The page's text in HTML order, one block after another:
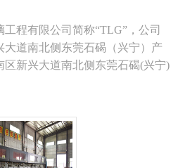
程有限公司简称“TLG”，公司
道南北侧东莞石碣（兴宁）产
月13日成立以来，系粤东地区首
璃、美术工艺玻璃的玻璃深加
挂坐装、点式接驳幕墙玻璃的
区新兴大道南北侧东莞石碣(兴宁)